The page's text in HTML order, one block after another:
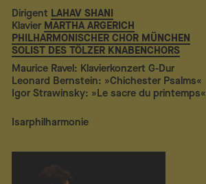
Dirigent LAHAV SHANI
Klavier MARTHA ARGERICH
PHILHARMONISCHER CHOR MÜNCHEN
SOLIST DES TÖLZER KNABENCHORS
Maurice Ravel: Klavierkonzert G-Dur
Leonard Bernstein: »Chichester Psalms«
Igor Strawinsky: »Le sacre du printemps«
Isarphilharmonie